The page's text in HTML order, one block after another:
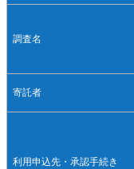
調査名
寄託者
利用申込先・承認手続き